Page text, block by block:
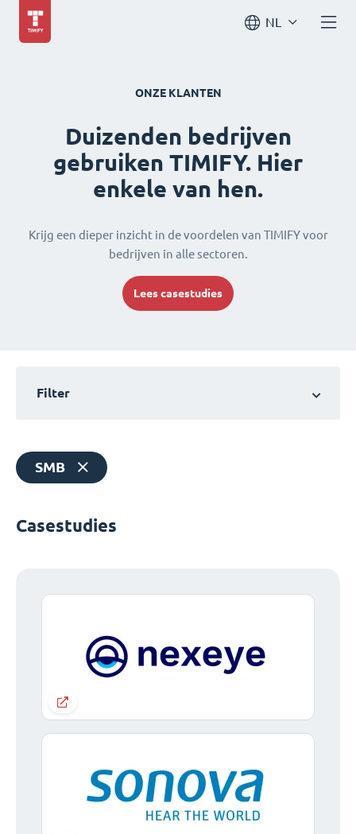
NL
ONZE KLANTEN
Duizenden bedrijven
gebruiken TIMIFY. Hier
enkele van hen.
Krijg een dieper inzicht in de voordelen van TIMIFY voor
bedrijven in alle sectoren.
Lees casestudies
Filter
SMB
Casestudies